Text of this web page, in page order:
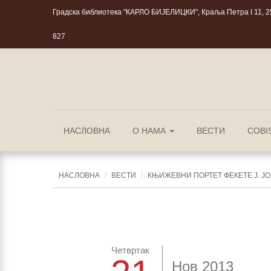
Градска библиотека "КАРЛО БИЈЕЛИЦКИ", Краља Петра I 11,
827
НАСЛОВНА О НАМА ВЕСТИ
НАСЛОВНА ВЕСТИ КЊИЖЕВНИ ПОРТЕТ ФЕКЕТЕ Ј.
Четвртак
Нов 2013